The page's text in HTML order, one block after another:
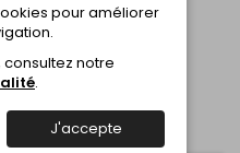

5 article(s)
pour améliorer
notre
.
J'accepte